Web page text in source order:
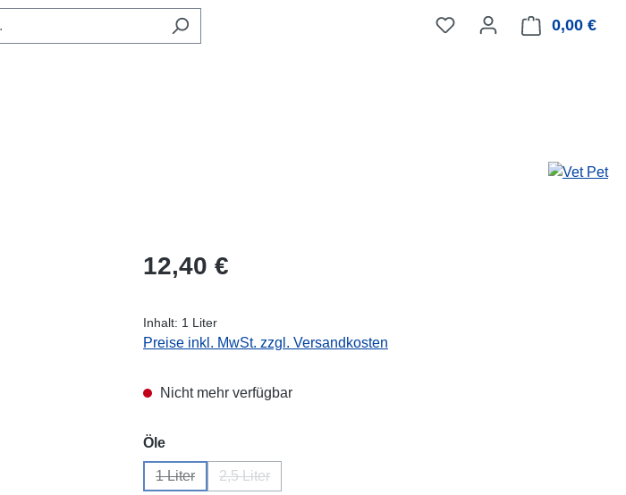
0,00 €
Regulärer Preis:
12,40 €
Inhalt: 1 Liter
Preise inkl. MwSt. zzgl. Versandkosten
Nicht mehr verfügbar
Öleauswählen
1 Liter
(Diese Option ist zurzeit nicht verfügbar.)
2,5 Liter